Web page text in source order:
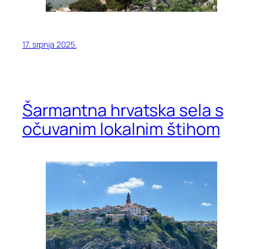
17. srpnja 2025.
Šarmantna hrvatska sela s
očuvanim lokalnim štihom